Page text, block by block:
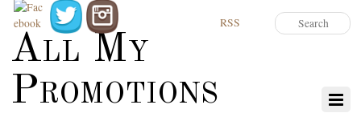
All My
Promotions
RSS